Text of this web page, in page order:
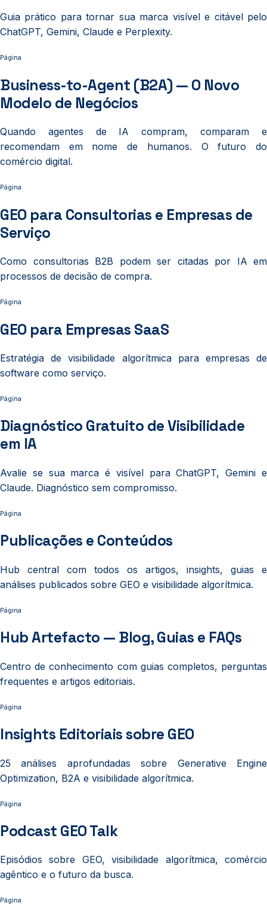
Guia prático para tornar sua marca visível e citável pelo
ChatGPT, Gemini, Claude e Perplexity.
Página
Business-to-Agent (B2A) — O Novo
Modelo de Negócios
Quando agentes de IA compram, comparam e
recomendam em nome de humanos. O futuro do
comércio digital.
Página
GEO para Consultorias e Empresas de
Serviço
Como consultorias B2B podem ser citadas por IA em
processos de decisão de compra.
Página
GEO para Empresas SaaS
Estratégia de visibilidade algorítmica para empresas de
software como serviço.
Página
Diagnóstico Gratuito de Visibilidade
em IA
Avalie se sua marca é visível para ChatGPT, Gemini e
Claude. Diagnóstico sem compromisso.
Página
Publicações e Conteúdos
Hub central com todos os artigos, insights, guias e
análises publicados sobre GEO e visibilidade algorítmica.
Página
Hub Artefacto — Blog, Guias e FAQs
Centro de conhecimento com guias completos, perguntas
frequentes e artigos editoriais.
Página
Insights Editoriais sobre GEO
25 análises aprofundadas sobre Generative Engine
Optimization, B2A e visibilidade algorítmica.
Página
Podcast GEO Talk
Episódios sobre GEO, visibilidade algorítmica, comércio
agêntico e o futuro da busca.
Página